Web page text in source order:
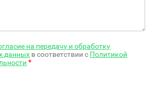
на передачу и обработку
данных в соответствии с Политикой
*